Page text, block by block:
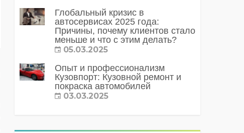
Глобальный кризис в
автосервисах 2025 года:
Причины, почему клиентов стало
меньше и что с этим делать?
05.03.2025
Опыт и профессионализм
Кузовпорт: Кузовной ремонт и
покраска автомобилей
03.03.2025